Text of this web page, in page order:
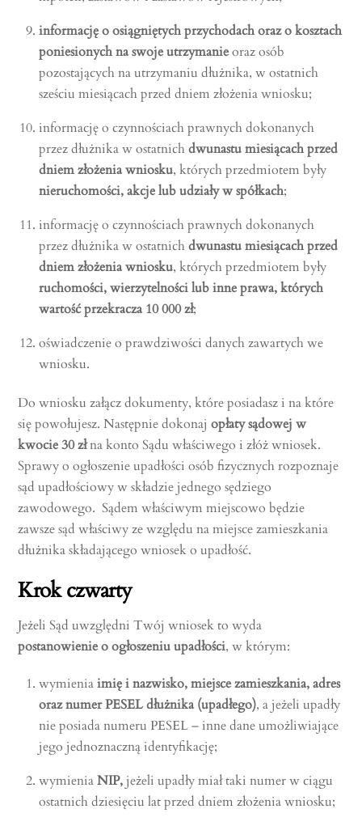
informację o osiągniętych przychodach oraz o kosztach
poniesionych na swoje utrzymanieoraz osób
pozostających na utrzymaniu dłużnika, w ostatnich
sześciu miesiącach przed dniem złożenia wniosku;
informację o czynnościach prawnych dokonanych
przez dłużnika w ostatnich dwunastu miesiącach przed
dniem złożenia wniosku, których przedmiotem były
nieruchomości, akcje lub udziały w spółkach;
informację o czynnościach prawnych dokonanych
przez dłużnika w ostatnich dwunastu miesiącach przed
dniem złożenia wniosku, których przedmiotem były
ruchomości, wierzytelności lub inne prawa, których
wartość przekracza 10 000 zł;
oświadczenie o prawdziwości danych zawartych we
wniosku.
Do wniosku załącz dokumenty, które posiadasz i na które
się powołujesz. Następnie dokonajopłaty sądowej w
kwocie 30 złna konto Sądu właściwego i złóż wniosek.
Sprawy o ogłoszenie upadłości osób fizycznych rozpoznaje
sąd upadłościowy w składzie jednego sędziego
zawodowego. Sądem właściwym miejscowo będzie
zawsze sąd właściwy ze względu na miejsce zamieszkania
dłużnika składającego wniosek o upadłość.
Krok czwarty
Jeżeli Sąd uwzględni Twój wniosek to wyda
postanowienie o ogłoszeniu upadłości, w którym:
wymieniaimię i nazwisko, miejsce zamieszkania, adres
oraz numer PESEL dłużnika (upadłego), a jeżeli upadły
nie posiada numeru PESEL – inne dane umożliwiające
jego jednoznaczną identyfikację;
wymieniaNIP, jeżeli upadły miał taki numer w ciągu
ostatnich dziesięciu lat przed dniem złożenia wniosku;